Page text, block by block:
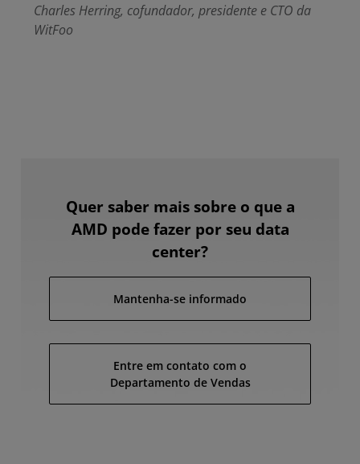
Charles Herring, cofundador, presidente e CTO da
WitFoo
Quer saber mais sobre o que a
AMD pode fazer por seu data
center?
Mantenha-se informado
Entre em contato com o
Departamento de Vendas